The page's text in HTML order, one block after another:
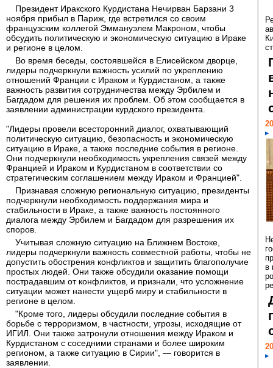
Президент Иракского Курдистана Нечирван Барзани 3
ноября прибыл в Париж, где встретился со своим
французским коллегой Эммануэлем Макроном, чтобы
обсудить политическую и экономическую ситуацию в Ираке
и регионе в целом.
Во время беседы, состоявшейся в Елисейском дворце,
лидеры подчеркнули важность усилий по укреплению
отношений Франции с Ираком и Курдистаном, а также
важность развития сотрудничества между Эрбилем и
Багдадом для решения их проблем. Об этом сообщается в
заявлении администрации курдского президента.
"Лидеры провели всесторонний диалог, охватывающий
политическую ситуацию, безопасность и экономическую
ситуацию в Ираке, а также последние события в регионе.
Они подчеркнули необходимость укрепления связей между
Францией и Ираком и Курдистаном в соответствии со
стратегическим соглашением между Ираком и Францией".
Признавая сложную региональную ситуацию, президенты
подчеркнули необходимость поддержания мира и
стабильности в Ираке, а также важность постоянного
диалога между Эрбилем и Багдадом для разрешения их
споров.
Учитывая сложную ситуацию на Ближнем Востоке,
лидеры подчеркнули важность совместной работы, чтобы не
допустить обострения конфликтов и защитить благополучие
простых людей. Они также обсудили оказание помощи
пострадавшим от конфликтов, и признали, что усложнение
ситуации может нанести ущерб миру и стабильности в
регионе в целом.
"Кроме того, лидеры обсудили последние события в
борьбе с терроризмом, в частности, угрозы, исходящие от
ИГИЛ. Они также затронули отношения между Ираком и
Курдистаном с соседними странами и более широким
регионом, а также ситуацию в Сирии", — говорится в
заявлении.
в